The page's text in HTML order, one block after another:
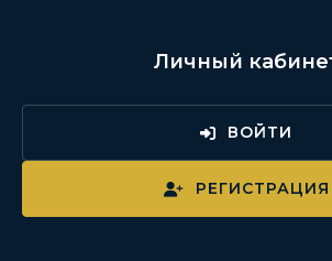
Личный
ВОЙТИ
РЕГИСТРАЦИЯ